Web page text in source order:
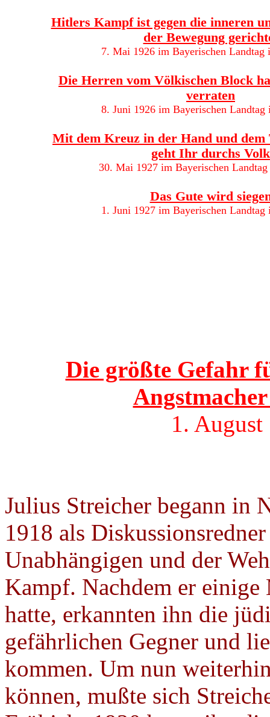
Hitlers Kampf ist gegen die inneren
der Bewegung
7. Mai 1926 im Bayerischen Landtag
Die Herren vom Völkischen Block
verraten
8. Juni 1926 im Bayerischen Landtag
Mit dem Kreuz in der Hand und dem
geht Ihr durchs Volk
30. Mai 1927 im Bayerischen
Das Gute wird
1. Juni 1927 im Bayerischen Landtag
Die größte Gefahr
1.
Julius Streicher begann in
1918 als
Unabhängigen und der
Kampf. Nachdem er
hatte, erkannten ihn die
gefährlichen Gegner und
kommen. Um nun
können, mußte sich